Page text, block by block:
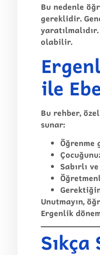
Bu nedenle
gereklidir.
olabilir.
ile
Bu rehber,
sunar:
Öğrenme
Sabırlı
Unutmayın,
Ergenlik